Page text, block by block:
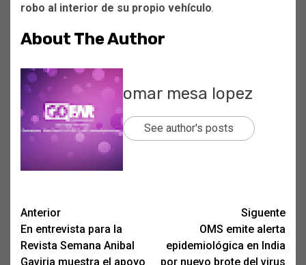
robo al interior de su propio vehículo.
About The Author
omar mesa lopez
See author's posts
Post
navigation
Anterior
En entrevista para la
Revista Semana Anibal
Gaviria muestra el apoyo
Siguente
OMS emite alerta
epidemiológica en India
por nuevo brote del virus